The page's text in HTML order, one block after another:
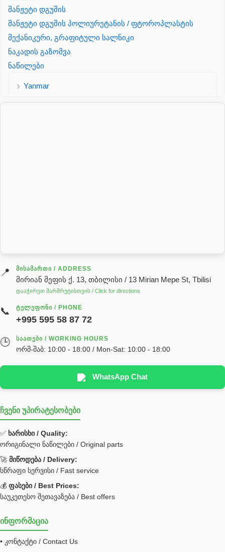
მანჟეტი დგუშის
მანჟეტი დგუშის პოლიურეტანის / ფტოროპლასტის
მექანიკური, გრაფიტული სალნიკი
ნაკადის გაზომვა
ნაწილები
Yanmar
გადაცემათა კოლოფის ზეთი( კარობკის ზეთი)
ძრავის ზეთი
ჰიდრავლიკის ზეთი
реек
სხადასხვა
Hyva
უჟანგავი ფოლადი
Bobcat ფილტრი
Caterpillar ფილტრი
JCB ფილტრი
ქვაბი გათბობა მილები
შემაერთებელი / გადამყვანი UNF ORFS
შემაერთებელი BSPP /გადამყვანი
📍 ᲛᲘᲡᲐᲛᲐᲠᲗᲘ / ADDRESS
მირიან მეფის ქ. 13, თბილისი / 13 Mirian Mepe St, Tbilisi
დააჭირეთ მარშრუტისთვის / Click for directions
📞 ᲢᲔᲚᲔᲤᲝᲜᲘ / PHONE
+995 595 58 87 72
🕒 ᲡᲐᲐᲗᲔᲑᲘ / WORKING HOURS
ორშ-შაბ: 10:00 - 18:00 / Mon-Sat: 10:00 - 18:00
WhatsApp Chat
ჩვენი უპირატესობები
✅ ხარისხი / Quality:
ორიგინალი ნაწილები / Original parts
🚀 მიწოდება / Delivery:
სწრაფი სერვისი / Fast service
💰 ფასები / Best Prices:
საუკეთესო შეთავაზება / Best offers
ინფორმაცია
• კონტაქტი / Contact Us